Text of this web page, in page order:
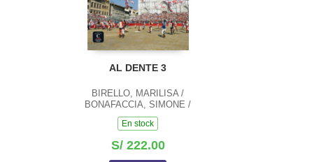
AL DENTE 3
BIRELLO, MARILISA /
BONAFACCIA, SIMONE /
BOSC, FRANCA /
LICASTRO, GIADA /
VILAGRASA, ALBERT
En stock
S/ 222.00